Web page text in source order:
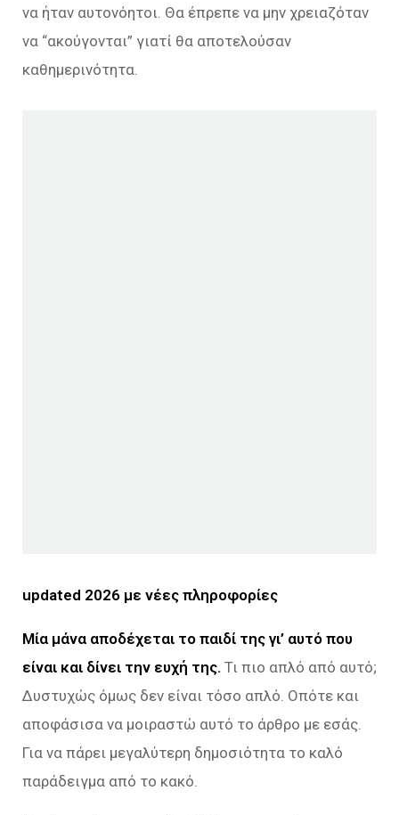
να ήταν αυτονόητοι. Θα έπρεπε να μην χρειαζόταν
να “ακούγονται” γιατί θα αποτελούσαν
καθημερινότητα.
updated 2026 με νέες πληροφορίες
Μία μάνα αποδέχεται το παιδί της γι’ αυτό που
είναι και δίνει την ευχή της. Τι πιο απλό από αυτό;
Δυστυχώς όμως δεν είναι τόσο απλό. Οπότε και
αποφάσισα να μοιραστώ αυτό το άρθρο με εσάς.
Για να πάρει μεγαλύτερη δημοσιότητα το καλό
παράδειγμα από το κακό.